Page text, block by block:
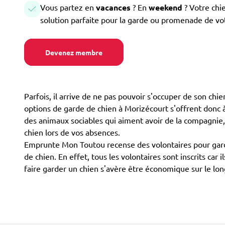
Vous partez en vacances ? En weekend ? Votre
solution parfaite pour la garde ou promenade de
Devenez membre
Parfois, il arrive de ne pas pouvoir s'occuper de son
options de garde de chien à Morizécourt s'offrent donc
des animaux sociables qui aiment avoir de la
chien lors de vos absences.
Emprunte Mon Toutou recense des volontaires pour
de chien. En effet, tous les volontaires sont inscrits car
faire garder un chien s'avère être économique sur le